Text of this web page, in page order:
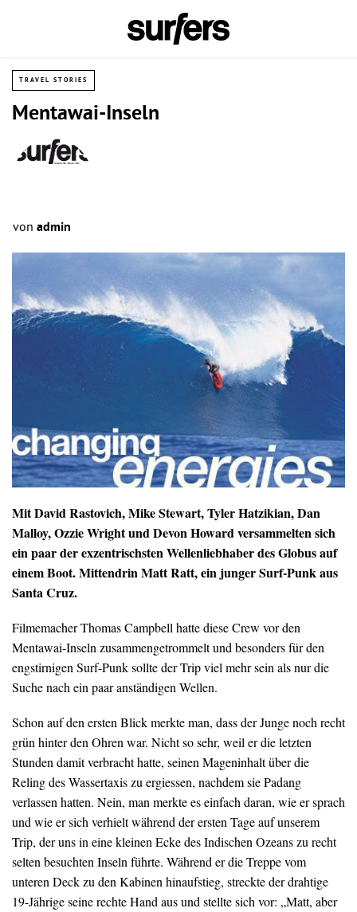
TRAVEL STORIES
Mentawai-Inseln
von admin
Mit David Rastovich, Mike Stewart, Tyler Hatzikian, Dan
Malloy, Ozzie Wright und Devon Howard versammelten sich
ein paar der exzentrischsten Wellenliebhaber des Globus auf
einem Boot. Mittendrin Matt Ratt, ein junger Surf-Punk aus
Santa Cruz.
Filmemacher Thomas Campbell hatte diese Crew vor den
Mentawai-Inseln zusammengetrommelt und besonders für den
engstirnigen Surf-Punk sollte der Trip viel mehr sein als nur die
Suche nach ein paar anständigen Wellen.
Schon auf den ersten Blick merkte man, dass der Junge noch recht
grün hinter den Ohren war. Nicht so sehr, weil er die letzten
Stunden damit verbracht hatte, seinen Mageninhalt über die
Reling des Wassertaxis zu ergiessen, nachdem sie Padang
verlassen hatten. Nein, man merkte es einfach daran, wie er sprach
und wie er sich verhielt während der ersten Tage auf unserem
Trip, der uns in eine kleinen Ecke des Indischen Ozeans zu recht
selten besuchten Inseln führte. Während er die Treppe vom
unteren Deck zu den Kabinen hinaufstieg, streckte der drahtige
19-Jährige seine rechte Hand aus und stellte sich vor: „Matt, aber